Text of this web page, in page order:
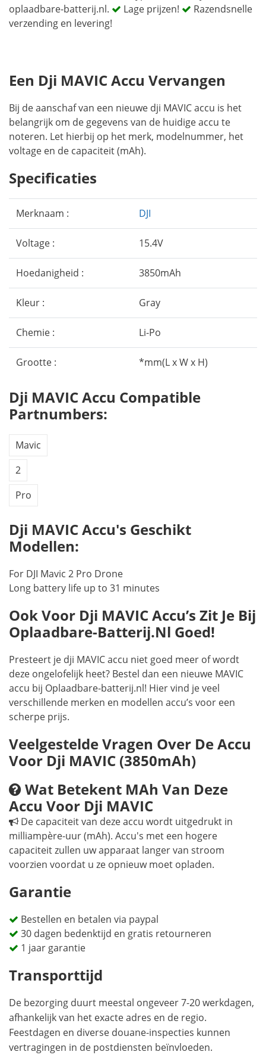
oplaadbare-batterij.nl.
Lage prijzen!
Razendsnelle
verzending en levering!
Een Dji MAVIC Accu Vervangen
Bij de aanschaf van een nieuwe dji MAVIC accu is het
belangrijk om de gegevens van de huidige accu te
noteren. Let hierbij op het merk, modelnummer, het
voltage en de capaciteit (mAh).
Specificaties
Merknaam : DJI
Voltage : 15.4V
Hoedanigheid : 3850mAh
Kleur : Gray
Chemie : Li-Po
Grootte : *mm(L x W x H)
Dji MAVIC Accu Compatible
Partnumbers:
Mavic
2
Pro
Dji MAVIC Accu's Geschikt
Modellen:
For DJI Mavic 2 Pro Drone
Long battery life up to 31 minutes
Ook Voor Dji MAVIC Accu’s Zit Je Bij
Oplaadbare-Batterij.nl Goed!
Presteert je dji MAVIC accu niet goed meer of wordt
deze ongelofelijk heet? Bestel dan een nieuwe MAVIC
accu bij Oplaadbare-batterij.nl! Hier vind je veel
verschillende merken en modellen accu’s voor een
scherpe prijs.
Veelgestelde Vragen Over De Accu
Voor Dji MAVIC (3850mAh)
Wat Betekent MAh Van Deze
Accu Voor Dji MAVIC
De capaciteit van deze accu wordt uitgedrukt in
milliampère-uur (mAh). Accu's met een hogere
capaciteit zullen uw apparaat langer van stroom
voorzien voordat u ze opnieuw moet opladen.
Garantie
Bestellen en betalen via paypal
30 dagen bedenktijd en gratis retourneren
1 jaar garantie
Transporttijd
De bezorging duurt meestal ongeveer 7-20 werkdagen,
afhankelijk van het exacte adres en de regio.
Feestdagen en diverse douane-inspecties kunnen
vertragingen in de postdiensten beïnvloeden.